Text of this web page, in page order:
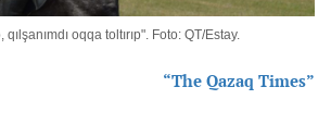
oqqa toltırıp". Foto: QT/Estay.
“The Qazaq Times”